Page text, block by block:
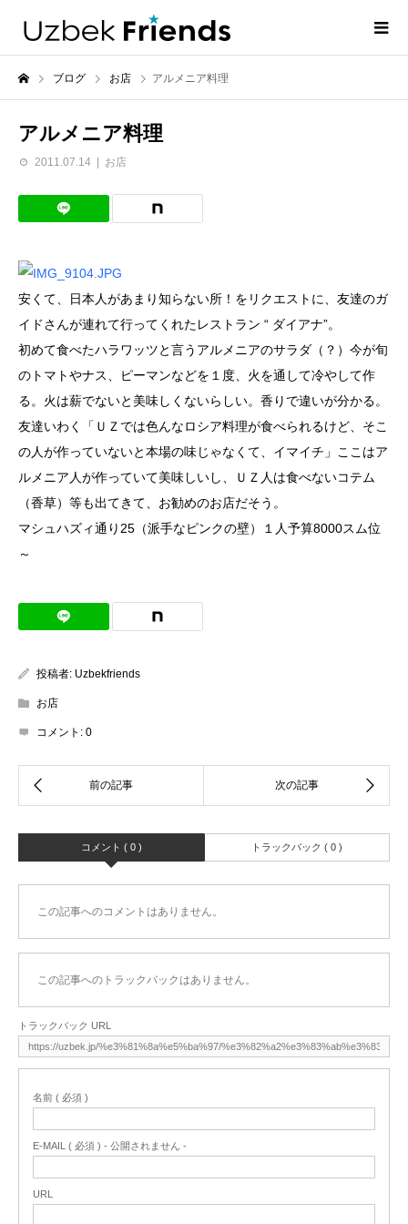
ブログ お店 アルメニア料理
アルメニア料理
2011.07.14 お店
安くて、日本人があまり知らない所！をリクエストに、友達のガ
イドさんが連れて行ってくれたレストラン “ ダイアナ”。
初めて食べたハラワッツと言うアルメニアのサラダ（？）今が旬
のトマトやナス、ピーマンなどを１度、火を通して冷やして作
る。火は薪でないと美味しくないらしい。香りで違いが分かる。
友達いわく「ＵＺでは色んなロシア料理が食べられるけど、そこ
の人が作っていないと本場の味じゃなくて、イマイチ」ここはア
ルメニア人が作っていて美味しいし、ＵＺ人は食べないコテム
（香草）等も出てきて、お勧めのお店だそう。
マシュハズィ通り25（派手なピンクの壁）１人予算8000スム位
～
投稿者: Uzbekfriends
お店
コメント: 0
コメント ( 0 ) トラックバック ( 0 )
この記事へのコメントはありません。
この記事へのトラックバックはありません。
トラックバック URL
名前 ( 必須 )
E-MAIL ( 必須 ) - 公開されません -
URL